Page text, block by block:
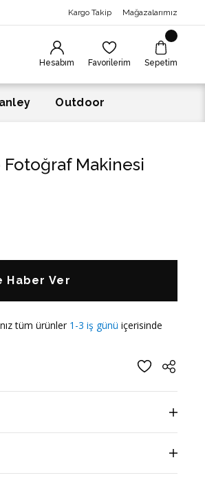
Kargo Takip Mağazalarımız
Hesabım Favorilerim Sepetim
Outdoor
Fotoğraf Makinesi
Haber Ver
tüm ürünler 1-3 iş günü içerisinde